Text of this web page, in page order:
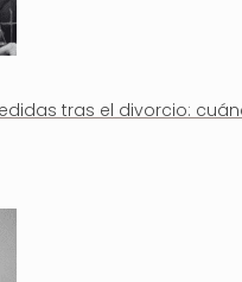
tras el divorcio: